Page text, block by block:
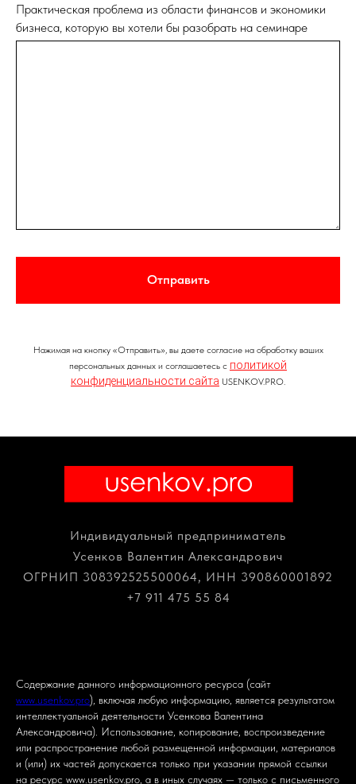
Практическая проблема из области финансов и экономики
бизнеса, которую вы хотели бы разобрать на семинаре
Отправить
Нажимая на кнопку «Отправить», вы даете согласие на обработку ваших
персональных данных и соглашаетесь c политикой
конфиденциальности сайта USENKOV.PRO.
Индивидуальный предприниматель
Усенков Валентин Александрович
ОГРНИП 308392525500064, ИНН 390860001892
+7 911 475 55 84
Содержание данного информационного ресурса (сайт
www.usenkov.pro), включая любую информацию, является результатом
интеллектуальной деятельности Усенкова Валентина
Александровича). Использование, копирование, воспроизведение
или распространение любой размещенной информации, материалов
и (или) их частей допускается только при указании прямой ссылки
на ресурс www.usenkov.pro, а в иных случаях — только с письменного